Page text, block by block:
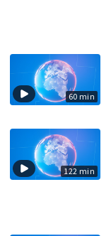
60 min
122 min